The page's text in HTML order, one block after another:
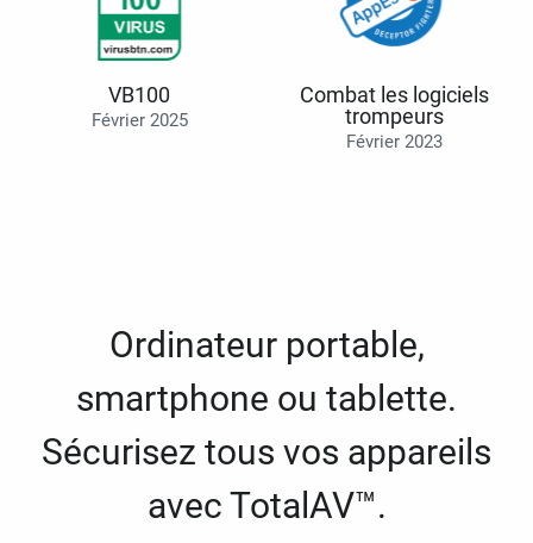
VB100
Février 2025
Combat les logiciels
trompeurs
Février 2023
Ordinateur portable,
smartphone ou tablette.
Sécurisez tous vos appareils
avec TotalAV™.